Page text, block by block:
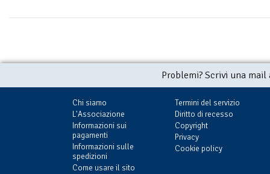
Problemi? Scrivi una
Chi siamo
L'Associazione
Informazioni sui
pagamenti
Informazioni sulle
spedizioni
Come usare il sito
Termini del servizio
Diritto di recesso
Copyright
Privacy
Cookie policy